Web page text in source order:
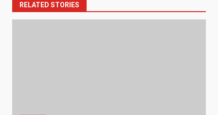
RELATED STORIES